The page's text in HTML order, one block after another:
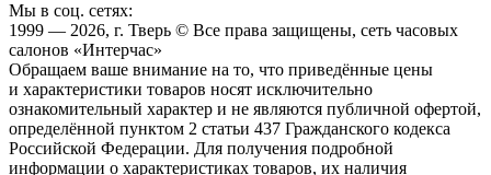
Мы в соц. сетях:
1999 — 2026, г. Тверь © Все права защищены, сеть часовых
салонов «Интерчас»
Обращаем ваше внимание на то, что приведённые цены
и характеристики товаров носят исключительно
ознакомительный характер и не являются публичной офертой,
определённой пунктом 2 статьи 437 Гражданского кодекса
Российской Федерации. Для получения подробной
информации о характеристиках товаров, их наличия